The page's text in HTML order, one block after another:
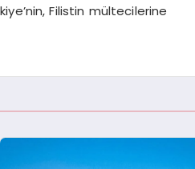
Filistin mültecilerine